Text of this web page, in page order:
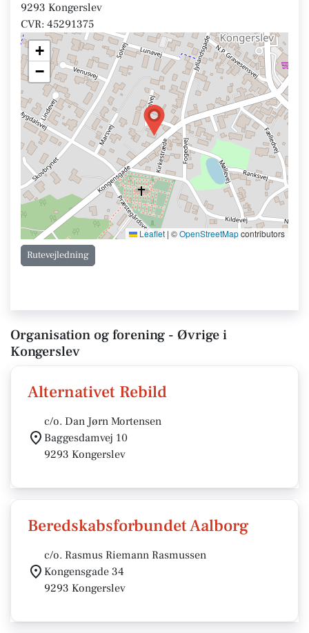
9293 Kongerslev
CVR: 45291375
+
−
Leaflet | ©OpenStreetMapcontributors
Rutevejledning
Organisation og forening - Øvrige i
Kongerslev
Alternativet Rebild
c/o. Dan Jørn Mortensen
Baggesdamvej 10
9293 Kongerslev
Beredskabsforbundet Aalborg
c/o. Rasmus Riemann Rasmussen
Kongensgade 34
9293 Kongerslev